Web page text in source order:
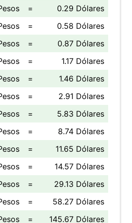
=
0.29 Dólares
=
0.58 Dólares
=
0.87 Dólares
=
1.17 Dólares
=
1.46 Dólares
=
2.91 Dólares
=
5.83 Dólares
=
8.74 Dólares
=
11.65 Dólares
=
14.57 Dólares
=
29.13 Dólares
=
58.27 Dólares
= 145.67 Dólares